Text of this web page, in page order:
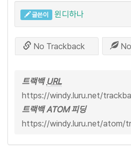
글쓴이 윈디하나
No Trackback
트랙백 URL
https://windy.luru.net/
트랙백 ATOM 피딩
https://windy.luru.net/atom/